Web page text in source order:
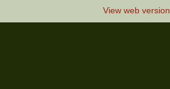
View web version